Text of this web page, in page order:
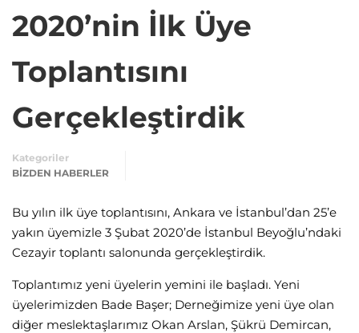
2020’nin İlk Üye
Toplantısını
Gerçekleştirdik
Kategoriler
BIZDEN HABERLER
Bu yılın ilk üye toplantısını, Ankara ve İstanbul’dan 25’e
yakın üyemizle 3 Şubat 2020’de İstanbul Beyoğlu’ndaki
Cezayir toplantı salonunda gerçekleştirdik.
Toplantımız yeni üyelerin yemini ile başladı. Yeni
üyelerimizden Bade Başer; Derneğimize yeni üye olan
diğer meslektaşlarımız Okan Arslan, Şükrü Demircan,